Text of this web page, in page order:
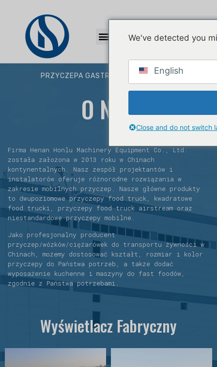
Kontakt
PRZYCZEPA GASTRONOMICZNA HONLU
O NAS
Firma Henan Honlu Machinery Equipment Co., Ltd.
została założona w 2013 roku w Chinach
kontynentalnych. Nasz zespół projektantów i
instalatorów oferuje różnorodne rozwiązania w
zakresie mobilnych przyczep. Nasze główne produkty
to dwupoziomowe przyczepy food truck, kwadratowe
food trucki, przyczepy food truck airstream oraz
niestandardowe przyczepy mobilne.
Jako profesjonalny producent
przyczep/wózków/ciężarówek do transportu żywności w
Chinach, możemy dostosować kształt, rozmiar i kolor
przyczepy do Państwa potrzeb, a także dodać
wyposażenie kuchenne i maszyny do fast foodów,
zgodnie z Państwa potrzebami.
Wyświetlacz Fabryczny
We've detected you
English
Close and do not switch